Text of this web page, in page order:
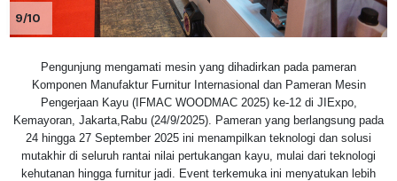
9/10
Pengunjung mengamati mesin yang dihadirkan pada pameran
Komponen Manufaktur Furnitur Internasional dan Pameran Mesin
Pengerjaan Kayu (IFMAC WOODMAC 2025) ke-12 di JIExpo,
Kemayoran, Jakarta,Rabu (24/9/2025). Pameran yang berlangsung pada
24 hingga 27 September 2025 ini menampilkan teknologi dan solusi
mutakhir di seluruh rantai nilai pertukangan kayu, mulai dari teknologi
kehutanan hingga furnitur jadi. Event terkemuka ini menyatukan lebih